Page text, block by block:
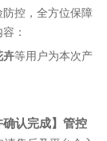
控，全方位保障
：
卉等用户为本次产
认完成】管控